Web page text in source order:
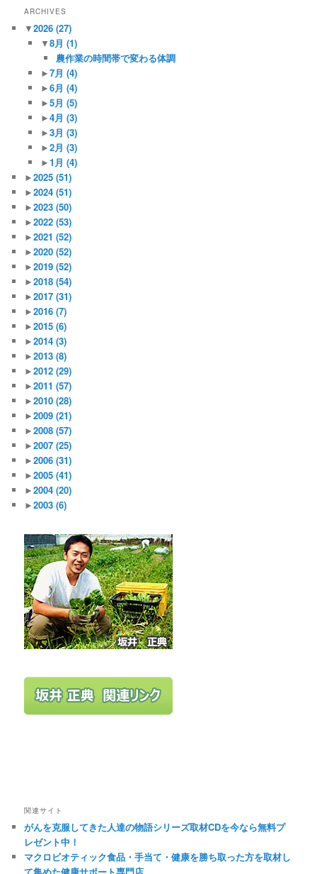
ARCHIVES
▼2026(27)
▼8月 (1)
農作業の時間帯で変わる体調
►7月 (4)
►6月 (4)
►5月 (5)
►4月 (3)
►3月 (3)
►2月 (3)
►1月 (4)
►2025(51)
►2024(51)
►2023(50)
►2022(53)
►2021(52)
►2020(52)
►2019(52)
►2018(54)
►2017(31)
►2016(7)
►2015(6)
►2014(3)
►2013(8)
►2012(29)
►2011(57)
►2010(28)
►2009(21)
►2008(57)
►2007(25)
►2006(31)
►2005(41)
►2004(20)
►2003(6)
関連サイト
がんを克服してきた人達の物語シリーズ取材CDを今なら無料プ
レゼント中！
マクロビオティック食品・手当て・健康を勝ち取った方を取材し